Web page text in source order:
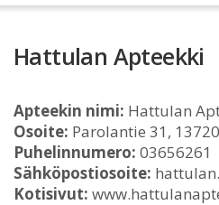
Hattulan Apteekki
Apteekin nimi: Hattulan
Osoite: Parolantie 31,
Puhelinnumero: 03656261
Sähköpostiosoite:
Kotisivut: